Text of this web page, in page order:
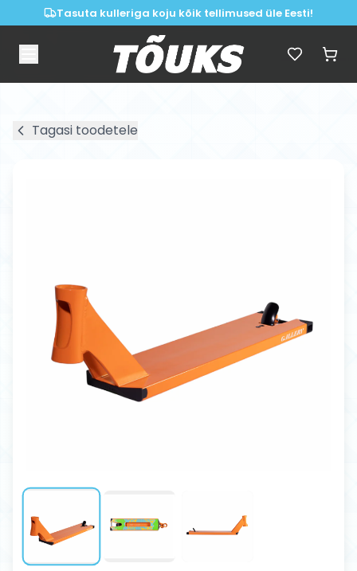
Tasuta kulleriga koju kõik tellimused üle Eesti!
Tagasi toodetele